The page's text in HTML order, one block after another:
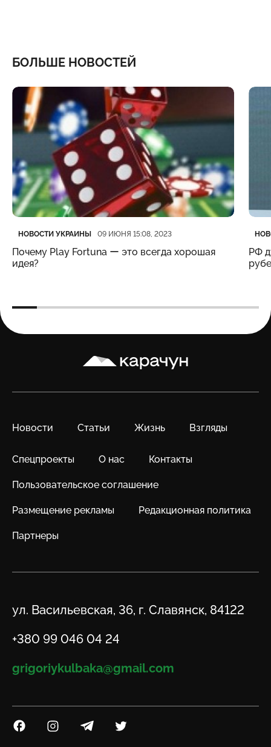
БОЛЬШЕ НОВОСТЕЙ
Категория
НОВОСТИ УКРАИНЫ
Дата публикации 09 ИЮНЯ 15:08, 2023
Почему Play Fortuna ー это всегда хорошая
идея?
РФ
Карачун
Новости Статьи Жизнь Взгляды
Спецпроекты О нас Контакты
Пользовательское соглашение
Размещение рекламы Редакционная политика
Партнеры
Адрес
ул. Васильевская, 36, г. Славянск, 84122
Телефон
+380 99 046 04 24
Email
grigoriykulbaka@gmail.com
Посилання на Facebook
Посилання на Instagram
Посилання на Telegram
Посилання на Twitter